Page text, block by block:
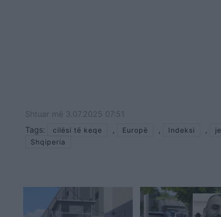
Shtuar më 3.07.2025 07:51
Tags:
cilësi të keqe , Europë , Indeksi ,
Shqiperia